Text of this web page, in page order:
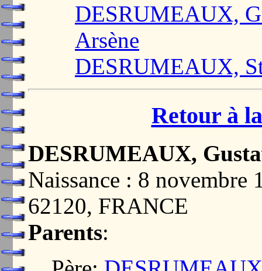
DESRUMEAUX,
Arsène
DESRUMEAUX,
Retour à
DESRUMEAUX,
Naissance : 8
62120, FRANCE
Parents: